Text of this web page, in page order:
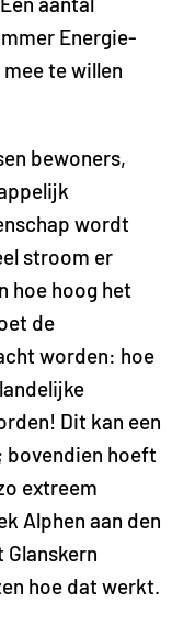
Energie-
te willen
bewoners,
wordt
stroom er
hoe hoog het
de
worden: hoe
Dit kan een
bovendien hoeft
extreem
Alphen aan den
hoe dat werkt.